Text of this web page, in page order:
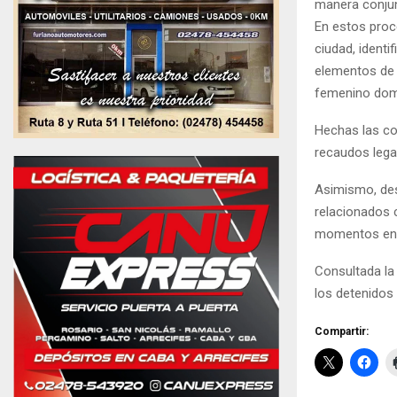
manera
En estos
ciudad,
elementos
femenino
Hechas las
recaudos
Asimismo,
relacionados
momentos
Consultada
los detenidos
Compartir: